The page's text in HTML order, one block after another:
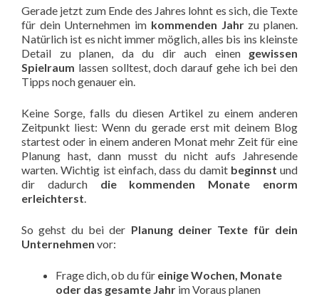
Gerade jetzt zum Ende des Jahres lohnt es sich, die Texte
für dein Unternehmen im kommenden Jahrzu planen.
Natürlich ist es nicht immer möglich, alles bis ins kleinste
Detail zu planen, da du dir auch einen gewissen
Spielraum lassen solltest, doch darauf gehe ich bei den
Tipps noch genauer ein.
Keine Sorge, falls du diesen Artikel zu einem anderen
Zeitpunkt liest: Wenn du gerade erst mit deinem Blog
startest oder in einem anderen Monat mehr Zeit für eine
Planung hast, dann musst du nicht aufs Jahresende
warten. Wichtig ist einfach, dass du damit beginnst und
dir dadurch die kommenden Monate enorm
erleichterst.
So gehst du bei der Planung deiner Texte für dein
Unternehmen vor:
Frage dich, ob du für einige Wochen, Monate
oder das gesamte Jahr im Voraus planen